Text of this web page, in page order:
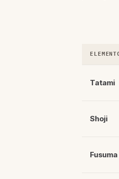
Tatami
Shoji
Fusuma